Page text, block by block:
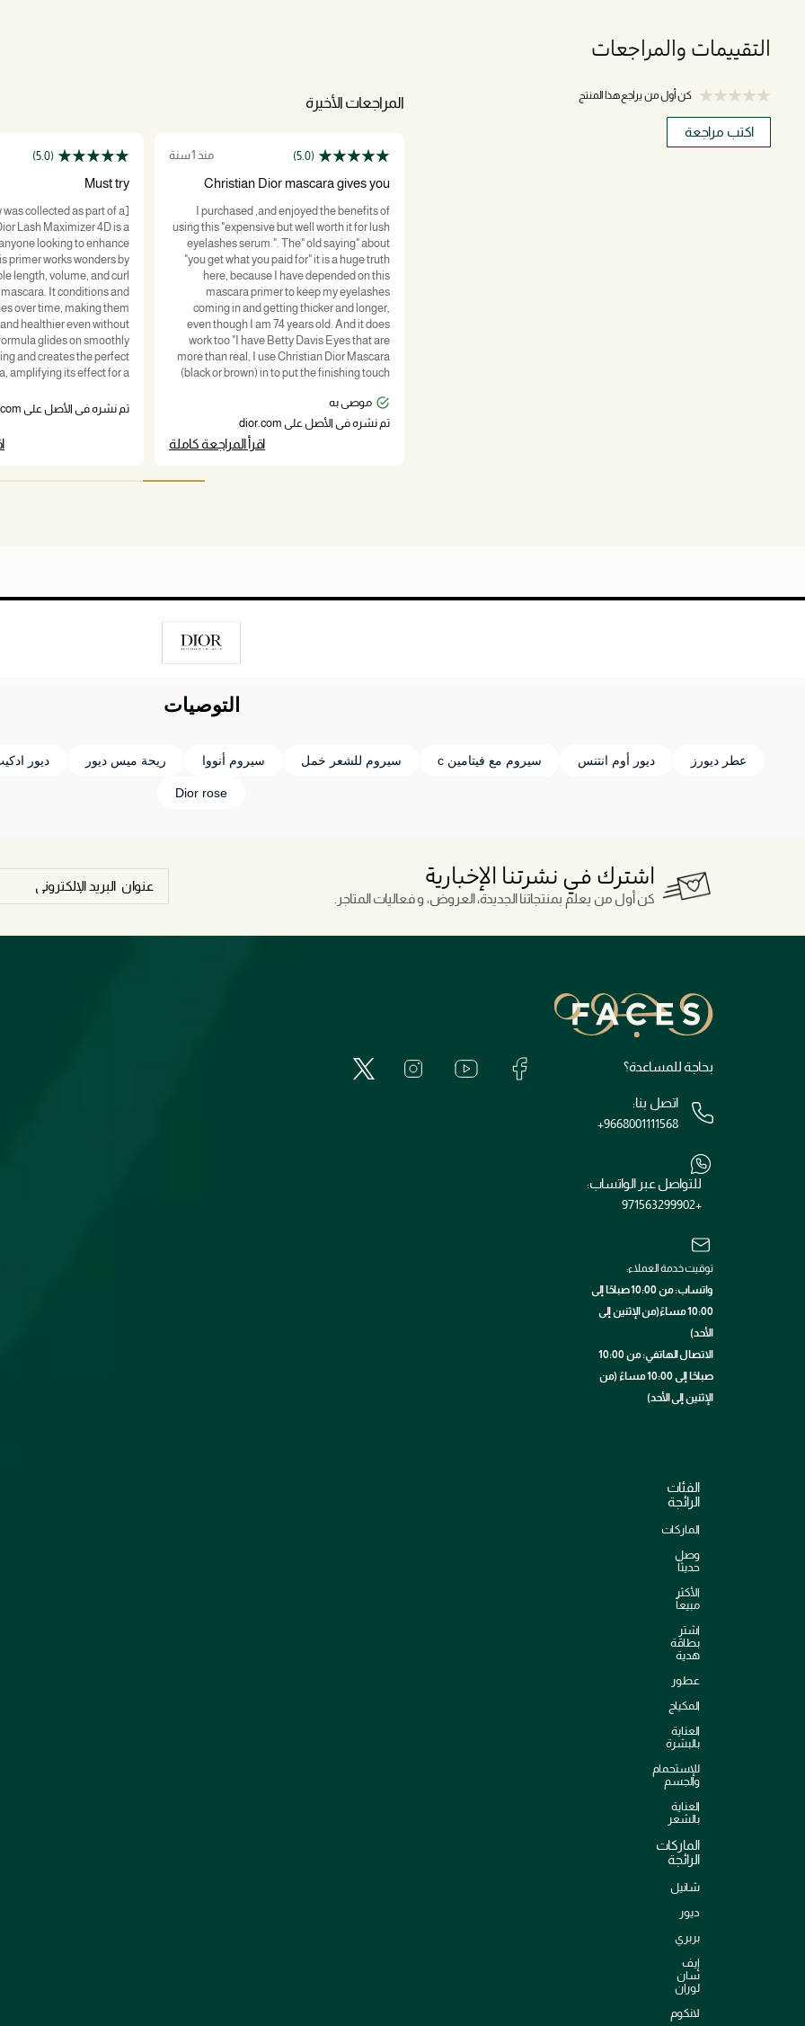
التقييمات والمراجعات
كن أول من يراجع هذا المنتج
اكتب مراجعة
المراجعات الأخيرة
(5.0) منذ 1 سنة
Christian Dior mascara gives you
I purchased ,and enjoyed the benefits of
using this "expensive but well worth it for lush
eyelashes serum.". The" old saying" about
"you get what you paid for" it is a huge truth
here, because I have depended on this
mascara primer to keep my eyelashes
coming in and getting thicker and longer,
even though I am 74 years old. And it does
work too "I have Betty Davis Eyes that are
more than real, I use Christian Dior Mascara
(black or brown) in to put the finishing touch
feels like there are depth to them,
intelligence, and personality, and a little bit of
موصى به
تم نشره في الأصل على dior.com
اقرأ المراجعة كاملة
(5.0)
Must try
was collected as part of a
Lash Maximizer 4D is a
looking to enhance
primer works wonders by
length, volume, and curl
It conditions and
over time, making them
healthier even without
glides on smoothly
and creates the perfect
amplifying its effect for a
or bold style, this lash
for beautiful, boosted
تم نشره في الأصل على dior.com
التوصيات
عطر ديورز ديور أوم انتنس سيروم مع فيتامين c سيروم للشعر خمل سيروم أنووا ريحة ميس ديور ديور
Dior rose
اشترك في نشرتنا الإخبارية
كن أول من يعلم بمنتجاتنا الجديدة، العروض، و فعاليات المتاجر.
بحاجة للمساعدة؟
اتصل بنا:
+9668001111568
للتواصل عبر الواتساب:
+971563299902
توقيت خدمة العملاء:
واتساب: من 10:00 صباحًا إلى
10:00 مساءً(من الإثنين إلى
الأحد)
الاتصال الهاتفي: من 10:00
صباحًا إلى 10:00 مساءً (من
الإثنين إلى الأحد)
الفئات
الرائجة
الماركات
وصل
حديثاً
الأكثر
مبيعاً
اشترِ
بطاقة
هدية
عطور
المكياج
العناية
بالبشرة
للإستحمام
والجسم
العناية
بالشعر
الماركات
الرائجة
شانيل
ديور
بربري
إيف
سان
لوران
لانكوم